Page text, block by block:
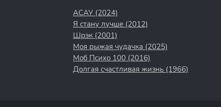
АСАУ (2024)
Я стану лучше (2012)
Шрэк (2001)
Моя рыжая чудачка (2025)
Моб Психо 100 (2016)
Долгая счастливая жизнь (1966)